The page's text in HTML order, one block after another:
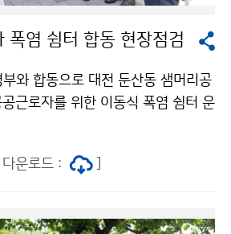
폭염 쉼터 합동 현장점검
와 합동으로 대전 둔산동 샘머리공
근로자를 위한 이동식 폭염 쉼터 운
[ 다운로드 :